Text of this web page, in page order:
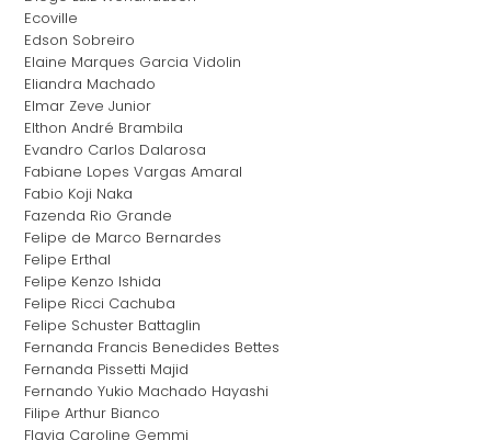
Ecoville
Edson Sobreiro
Elaine Marques Garcia Vidolin
Eliandra Machado
Elmar Zeve Junior
Elthon André Brambila
Evandro Carlos Dalarosa
Fabiane Lopes Vargas Amaral
Fabio Koji Naka
Fazenda Rio Grande
Felipe de Marco Bernardes
Felipe Erthal
Felipe Kenzo Ishida
Felipe Ricci Cachuba
Felipe Schuster Battaglin
Fernanda Francis Benedides Bettes
Fernanda Pissetti Majid
Fernando Yukio Machado Hayashi
Filipe Arthur Bianco
Flavia Caroline Gemmi